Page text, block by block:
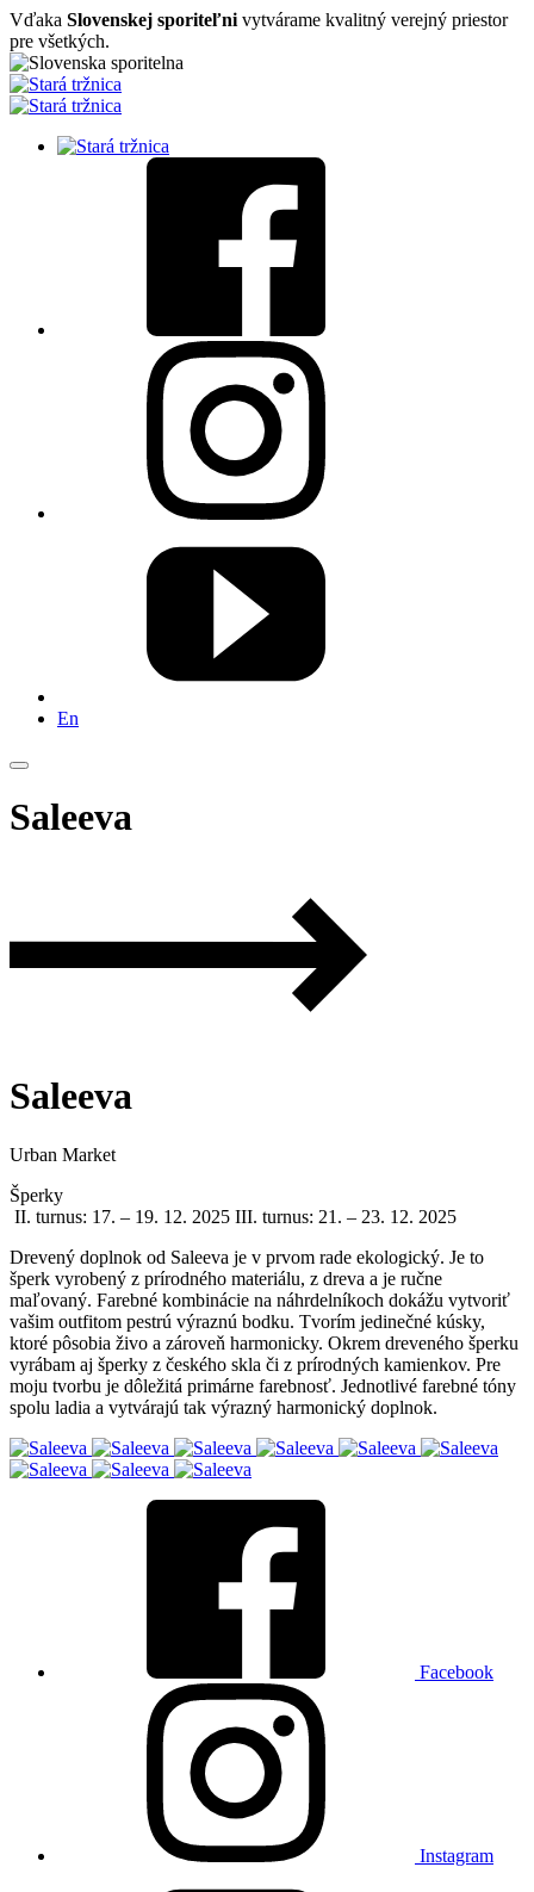
Vďaka Slovenskej sporiteľni vytvárame kvalitný verejný priestor
pre všetkých.
En
Saleeva
Saleeva
Urban Market
Šperky
II. turnus: 17. – 19. 12. 2025 III. turnus: 21. – 23. 12. 2025
Drevený doplnok od Saleeva je v prvom rade ekologický. Je to
šperk vyrobený z prírodného materiálu, z dreva a je ručne
maľovaný. Farebné kombinácie na náhrdelníkoch dokážu vytvoriť
vašim outfitom pestrú výraznú bodku. Tvorím jedinečné kúsky,
ktoré pôsobia živo a zároveň harmonicky. Okrem dreveného šperku
vyrábam aj šperky z českého skla či z prírodných kamienkov. Pre
moju tvorbu je dôležitá primárne farebnosť. Jednotlivé farebné tóny
spolu ladia a vytvárajú tak výrazný harmonický doplnok.
Facebook
Instagram